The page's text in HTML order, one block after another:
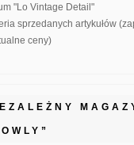
"Lo Vintage Detail"
sprzedanych artykułów
ceny)